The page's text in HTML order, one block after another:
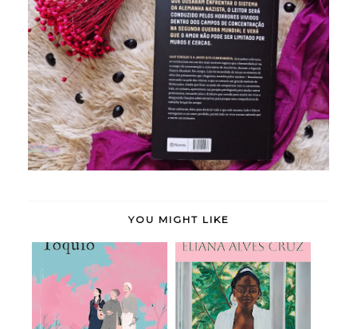
YOU MIGHT LIKE
Doce Tóquio - Durian
Sukegawa (rese...
Meridiana - Eliana
Alves Cruz (rese...